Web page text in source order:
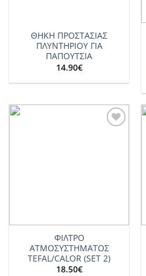
ΘΗΚΗ ΠΡΟΣΤΑΣΙΑΣ
ΠΛΥΝΤΗΡΙΟΥ ΓΙΑ
ΠΑΠΟΥΤΣΙΑ
14.90€
ΦΙΛΤΡΟ
ΑΤΜΟΣΥΣΤΗΜΑΤΟΣ
TEFAL/CALOR (SET 2)
18.50€